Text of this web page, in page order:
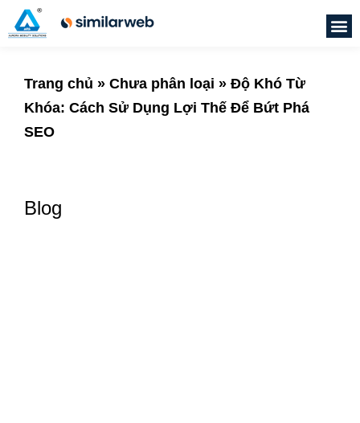
Trang chủ » Chưa phân loại » Độ Khó Từ
Khóa: Cách Sử Dụng Lợi Thế Để Bứt Phá
SEO
Blog